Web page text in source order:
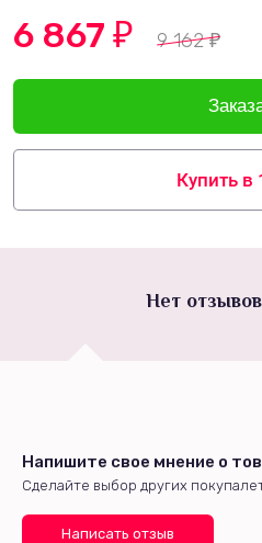
6 867 ₽ 9 162₽
Купить в
Нет
Напишите свое мнение о
Сделайте выбор других
Написать отзыв